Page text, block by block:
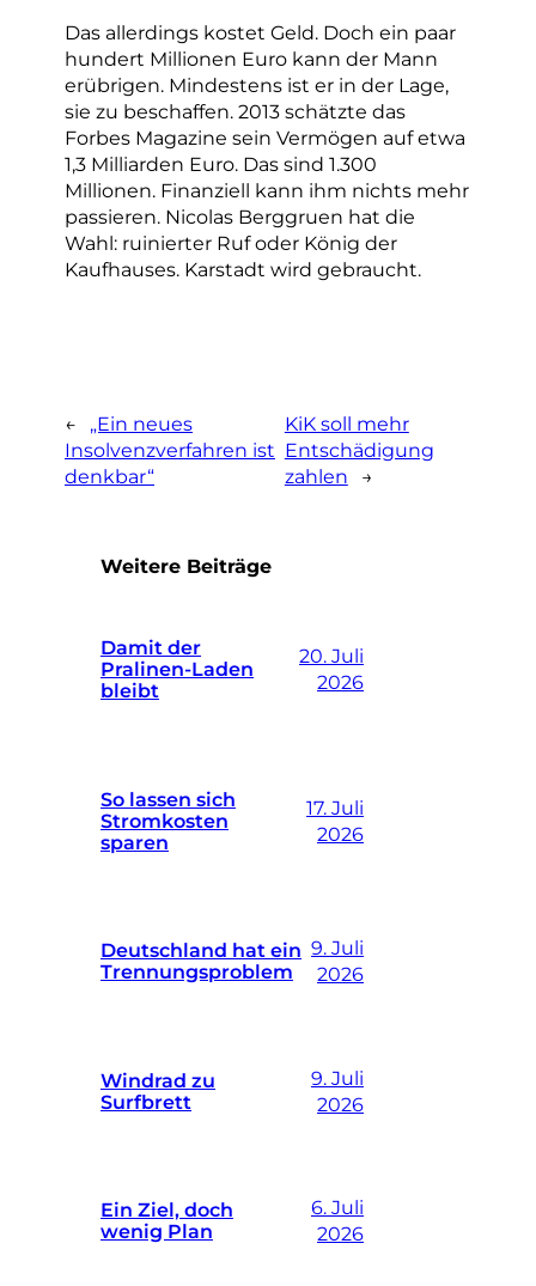
Das allerdings kostet Geld. Doch ein paar
hundert Millionen Euro kann der Mann
erübrigen. Mindestens ist er in der Lage,
sie zu beschaffen. 2013 schätzte das
Forbes Magazine sein Vermögen auf etwa
1,3 Milliarden Euro. Das sind 1.300
Millionen. Finanziell kann ihm nichts mehr
passieren. Nicolas Berggruen hat die
Wahl: ruinierter Ruf oder König der
Kaufhauses. Karstadt wird gebraucht.
←
„Ein neues
Insolvenzverfahren ist
denkbar“
KiK soll mehr
Entschädigung
zahlen
→
Weitere Beiträge
Damit der
Pralinen-Laden
bleibt
20. Juli
2026
So lassen sich
Stromkosten
sparen
17. Juli
2026
Deutschland hat ein
Trennungsproblem
9. Juli
2026
Windrad zu
Surfbrett
9. Juli
2026
Ein Ziel, doch
wenig Plan
6. Juli
2026